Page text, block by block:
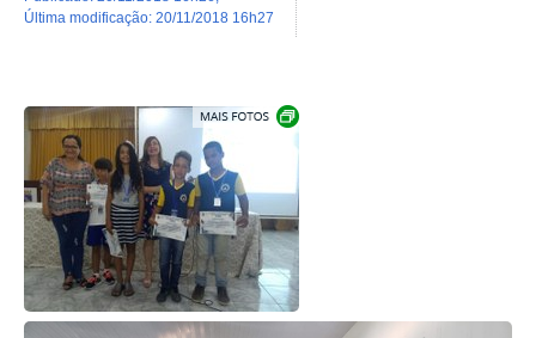
última modificação: 20/11/2018 16h27